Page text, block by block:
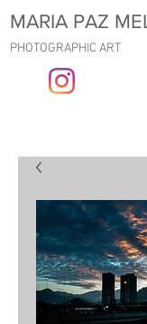
MARIA PAZ
PHOTOGRAPHIC ART